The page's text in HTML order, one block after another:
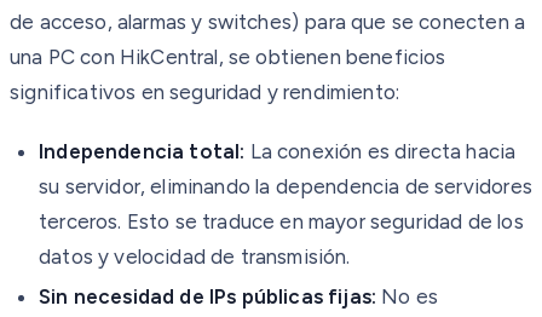
de acceso, alarmas y switches) para que se conecten a
una PC con HikCentral, se obtienen beneficios
significativos en seguridad y rendimiento:
Independencia total: La conexión es directa hacia
su servidor, eliminando la dependencia de servidores
terceros. Esto se traduce en mayor seguridad de los
datos y velocidad de transmisión.
Sin necesidad de IPs públicas fijas: No es